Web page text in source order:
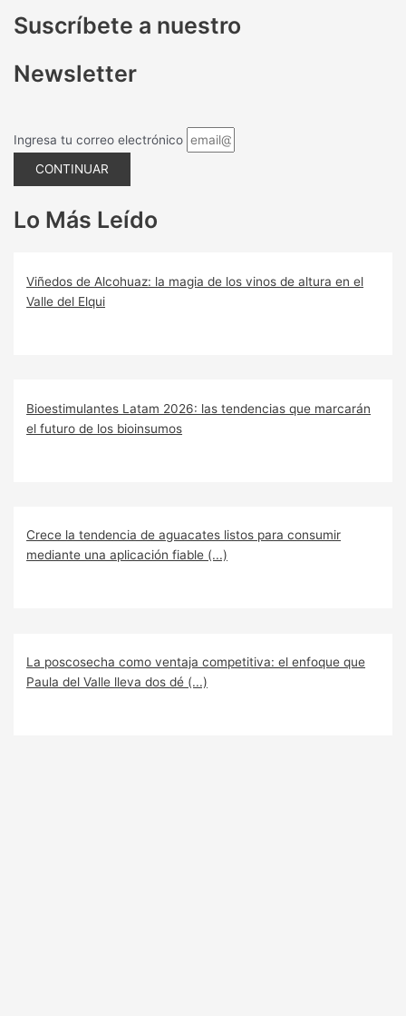
Suscríbete a nuestro
Newsletter
Ingresa tu correo electrónico
CONTINUAR
Lo Más Leído
Viñedos de Alcohuaz: la magia de los vinos de altura en el
Valle del Elqui
Bioestimulantes Latam 2026: las tendencias que marcarán
el futuro de los bioinsumos
Crece la tendencia de aguacates listos para consumir
mediante una aplicación fiable (...)
La poscosecha como ventaja competitiva: el enfoque que
Paula del Valle lleva dos dé (...)